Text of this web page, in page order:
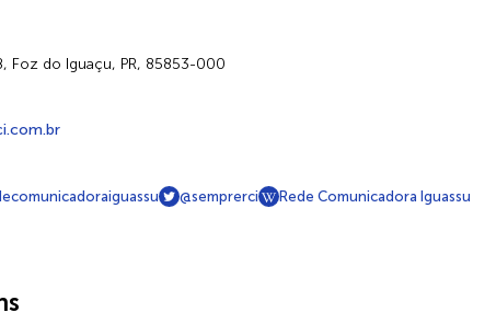
Foz do Iguaçu, PR, 85853-000
@semprerci Rede Comunicadora Iguassu